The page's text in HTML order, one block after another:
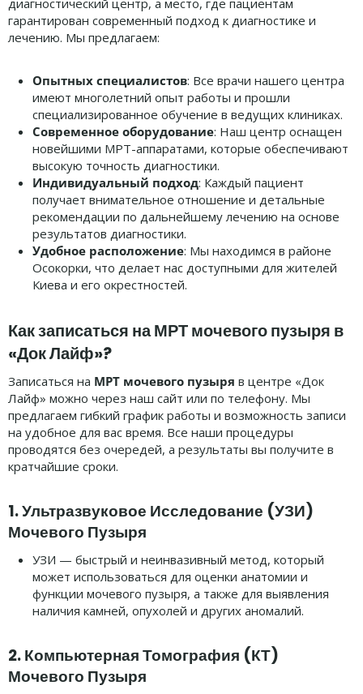
диагностический центр, а место, где пациентам
гарантирован современный подход к диагностике и
лечению. Мы предлагаем:
Опытных специалистов: Все врачи нашего центра
имеют многолетний опыт работы и прошли
специализированное обучение в ведущих клиниках.
Современное оборудование: Наш центр оснащен
новейшими МРТ-аппаратами, которые обеспечивают
высокую точность диагностики.
Индивидуальный подход: Каждый пациент
получает внимательное отношение и детальные
рекомендации по дальнейшему лечению на основе
результатов диагностики.
Удобное расположение: Мы находимся в районе
Осокорки, что делает нас доступными для жителей
Киева и его окрестностей.
Как записаться на МРТ мочевого пузыря в
«Док Лайф»?
Записаться на МРТ мочевого пузыря в центре «Док
Лайф» можно через наш сайт или по телефону. Мы
предлагаем гибкий график работы и возможность записи
на удобное для вас время. Все наши процедуры
проводятся без очередей, а результаты вы получите в
кратчайшие сроки.
1.Ультразвуковое Исследование (УЗИ)
Мочевого Пузыря
УЗИ — быстрый и неинвазивный метод, который
может использоваться для оценки анатомии и
функции мочевого пузыря, а также для выявления
наличия камней, опухолей и других аномалий.
2.Компьютерная Томография (КТ)
Мочевого Пузыря